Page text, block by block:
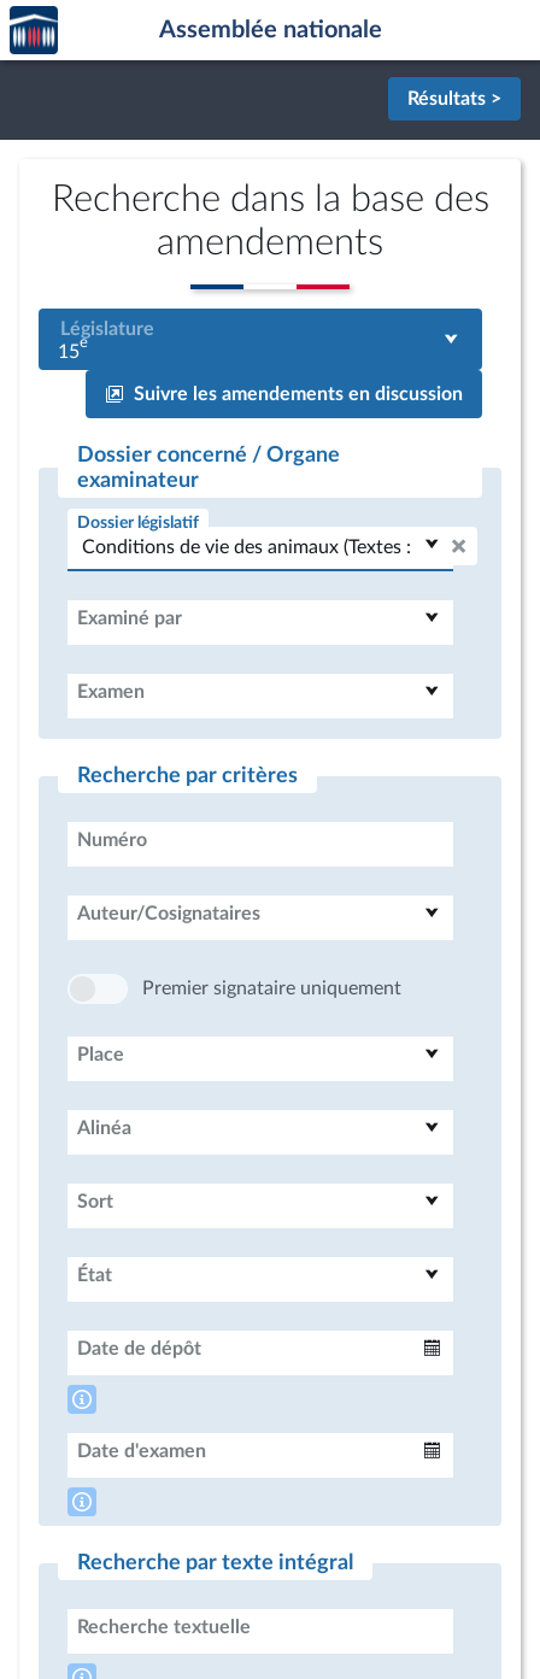
Aller au contenu
Aller en bas de la page
Accèder
à la
page
Assemblée nationale
Résultats >
Recherche dans la base des
amendements
Législature
15e
Suivre les amendements en discussion
Dossier concerné / Organe
examinateur
Dossier législatif
Examiné par
Examen
Recherche par critères
Numéro
Auteur/Cosignataires
Premier signataire uniquement
Place
Alinéa
Sort
État
Date de dépôt
Date d'examen
Recherche par texte intégral
Recherche textuelle